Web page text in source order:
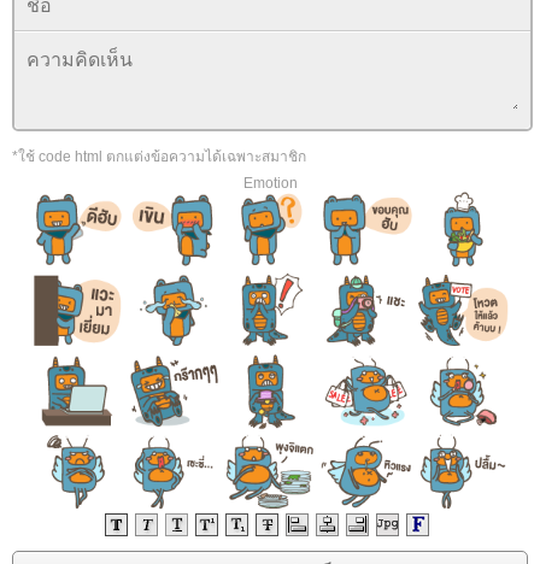
*ใช้ code html ตกแต่งข้อความได้เฉพาะสมาชิก
Emotion